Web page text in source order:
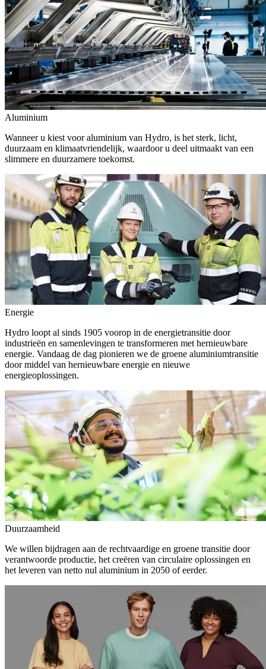
Aluminium
Wanneer u kiest voor aluminium van Hydro, is het sterk, licht,
duurzaam en klimaatvriendelijk, waardoor u deel uitmaakt van een
slimmere en duurzamere toekomst.
Energie
Hydro loopt al sinds 1905 voorop in de energietransitie door
industrieën en samenlevingen te transformeren met hernieuwbare
energie. Vandaag de dag pionieren we de groene aluminiumtransitie
door middel van hernieuwbare energie en nieuwe
energieoplossingen.
Duurzaamheid
We willen bijdragen aan de rechtvaardige en groene transitie door
verantwoorde productie, het creëren van circulaire oplossingen en
het leveren van netto nul aluminium in 2050 of eerder.